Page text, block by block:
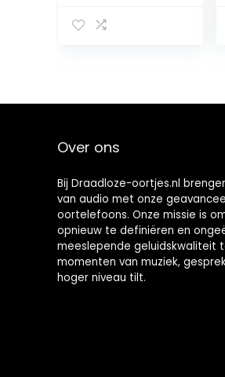
ruisonderdrukkin
gesprekken,
oorstukken,
hooftelefoon
Over ons
Bij Draadloze-oortjes.nl
van audio met onze
oortelefoons. Onze missie is
opnieuw te definiëren en
meeslepende geluidskwaliteit
momenten van muziek,
hoger niveau tilt.